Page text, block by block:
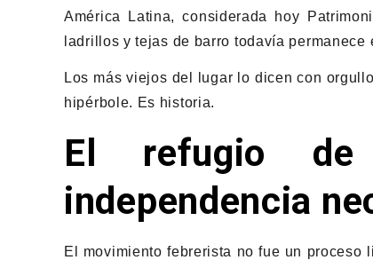
América Latina, considerada hoy
ladrillos y tejas de barro todavía permanece
Los más viejos del lugar lo dicen con
hipérbole. Es historia.
El refugio de
independencia
El movimiento febrerista no fue un